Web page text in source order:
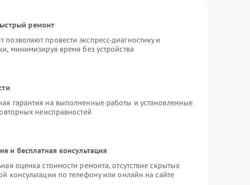
ремонт
провести экспресс-диагностику и
минимизируя время без устройства
гарантия на выполненные работы и установленные
неисправностей
и бесплатная консультация
оценка стоимости ремонта, отсутствие скрытых
консультации по телефону или онлайн на сайте